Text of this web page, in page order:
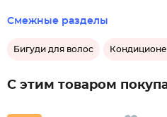
Смежные разделы
Бигуди для волос
С этим товаром